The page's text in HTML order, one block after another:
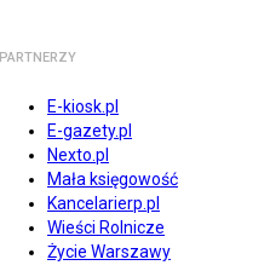
PARTNERZY
E-kiosk.pl
E-gazety.pl
Nexto.pl
Mała księgowość
Kancelarierp.pl
Wieści Rolnicze
Życie Warszawy